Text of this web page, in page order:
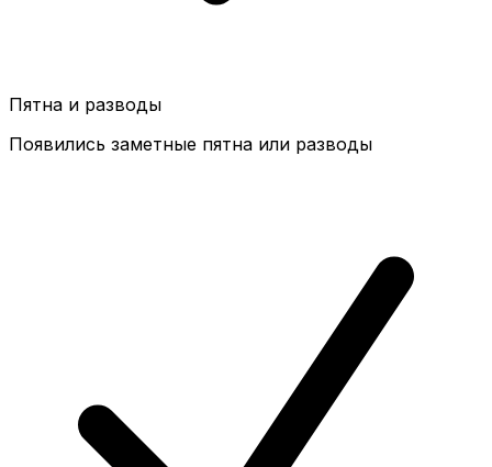
Пятна и разводы
Появились заметные пятна или разводы